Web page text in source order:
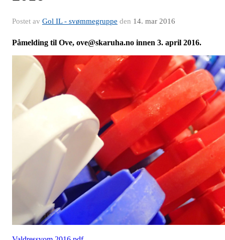
Postet av Gol IL - svømmegruppe den 14. mar 2016
Påmelding til Ove, ove@skaruha.no innen 3. april 2016.